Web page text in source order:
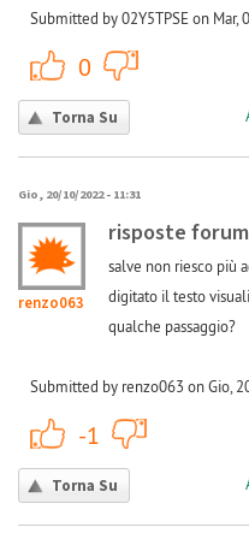
Submitted by 02Y5TPSE on
0
Torna Su
Gio, 20/10/2022 - 11:31
renzo063
risposte forum
salve non riesco più
digitato il testo
qualche passaggio?
Submitted by renzo063 on Gio,
-1
Torna Su